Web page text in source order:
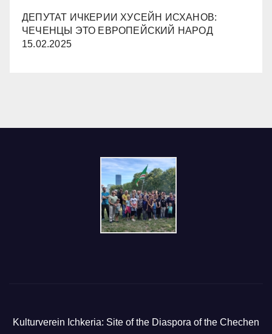
ДЕПУТАТ ИЧКЕРИИ ХУСЕЙН ИСХАНОВ:
ЧЕЧЕНЦЫ ЭТО ЕВРОПЕЙСКИЙ НАРОД
15.02.2025
Kulturverein Ichkeria: Site of the Diaspora of the Chechen